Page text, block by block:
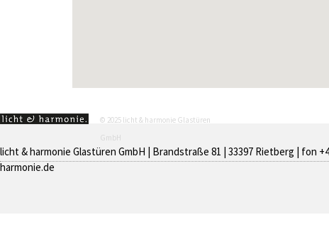
© 2025 licht & harmonie Glastüren
GmbH
licht & harmonie Glastüren GmbH | Brandstraße 81 | 33397 Rietberg | fon
harmonie.de